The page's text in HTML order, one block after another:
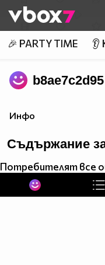
👾
🎉 PARTY TIME 👂
b8ae7c2d95
Инфо
Съдържание
Потребителят все